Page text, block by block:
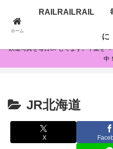
RAILRAILRAIL 毎日
鉄道写真を毎日UPしてます。千葉を
中！
JR北海道
X
ホーム
RAILRAILRAIL 毎
に